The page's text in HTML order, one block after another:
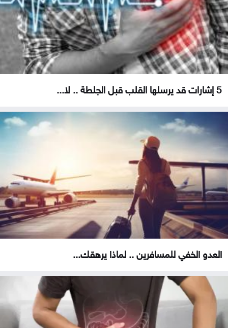
5 إشارات قد يرسلها القلب قبل الجلطة .. لا...
العدو الخفي للمسافرين .. لماذا يرهقك...